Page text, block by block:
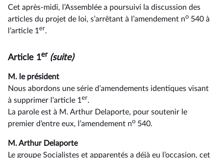
Cet après-midi, l’Assemblée a poursuivi la discussion des
articles du projet de loi, s’arrêtant à l’amendement no 540 à
l’article 1 er.
Article 1er (suite)
M. le président
Nous abordons une série d’amendements identiques visant
à supprimer l’article 1 er.
La parole est à M. Arthur Delaporte, pour soutenir le
premier d’entre eux, l’amendement no 540.
M. Arthur Delaporte
Le groupe Socialistes et apparentés a déjà eu l’occasion, cet